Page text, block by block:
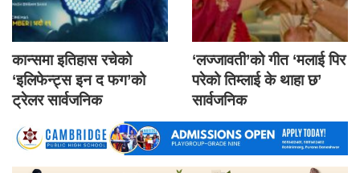
कान्समा इतिहास रचेको
‘इलिफेन्ट्स इन द फग’को
ट्रेलर सार्वजनिक
‘लज्जावती’को गीत ‘मलाई पिर
परेको तिम्लाई के थाहा छ’
सार्वजनिक